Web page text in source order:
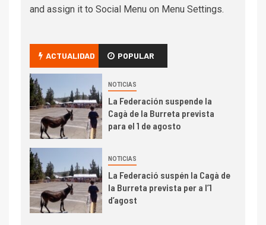
and assign it to Social Menu on Menu Settings.
ACTUALIDAD POPULAR
NOTICIAS
La Federación suspende la
Cagà de la Burreta prevista
para el 1 de agosto
NOTICIAS
La Federació suspén la Cagà de
la Burreta prevista per a l’1
d’agost